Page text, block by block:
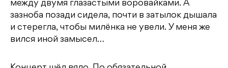
между двумя глазастыми воровайками. А
зазноба позади сидела, почти в затылок дышала
и стерегла, чтобы милёнка не увели. У меня же
вился иной замысел…